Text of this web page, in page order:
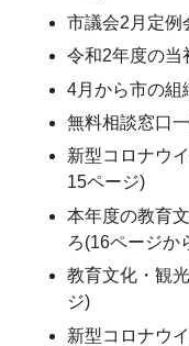
市議会2月定例
令和2年度の当
4月から市の組
無料相談窓口
新型コロナウ
15ページ)
本年度の教育
ろ(16ページか
教育文化・観
ジ)
新型コロナウ